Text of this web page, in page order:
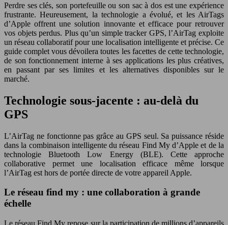
Perdre ses clés, son portefeuille ou son sac à dos est une expérience
frustrante. Heureusement, la technologie a évolué, et les AirTags
d’Apple offrent une solution innovante et efficace pour retrouver
vos objets perdus. Plus qu’un simple tracker GPS, l’AirTag exploite
un réseau collaboratif pour une localisation intelligente et précise. Ce
guide complet vous dévoilera toutes les facettes de cette technologie,
de son fonctionnement interne à ses applications les plus créatives,
en passant par ses limites et les alternatives disponibles sur le
marché.
Technologie sous-jacente : au-delà du
GPS
L’AirTag ne fonctionne pas grâce au GPS seul. Sa puissance réside
dans la combinaison intelligente du réseau Find My d’Apple et de la
technologie Bluetooth Low Energy (BLE). Cette approche
collaborative permet une localisation efficace même lorsque
l’AirTag est hors de portée directe de votre appareil Apple.
Le réseau find my : une collaboration à grande
échelle